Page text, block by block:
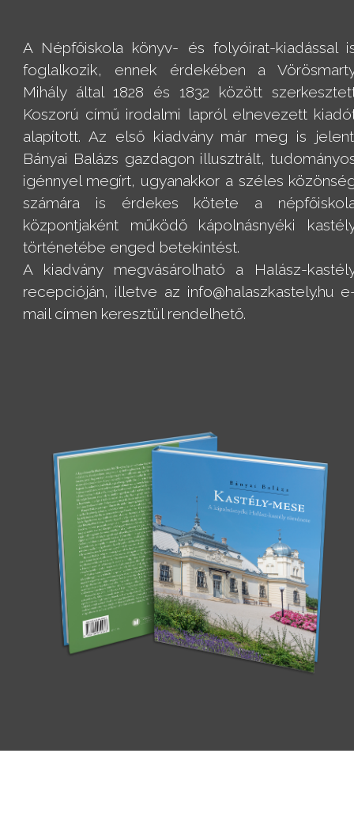
A Népfőiskola könyv- és folyóirat-kiadással
foglalkozik, ennek érdekében a
Mihály által 1828 és 1832 között
Koszorú című irodalmi lapról elnevezett
alapított. Az első kiadvány már meg is
Bányai Balázs gazdagon illusztrált,
igénnyel megírt, ugyanakkor a széles
számára is érdekes kötete a
központjaként működő kápolnásnyéki
történetébe enged betekintést.
A kiadvány megvásárolható a Halász-
recepcióján, illetve az info@halaszkastely.hu
mail címen keresztül rendelhető.